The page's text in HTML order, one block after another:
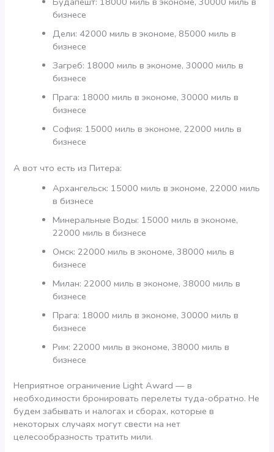
бизнесе
Дели: 42000 миль в экономе, 85000 миль в
бизнесе
Загреб: 18000 миль в экономе, 30000 миль в
бизнесе
Прага: 18000 миль в экономе, 30000 миль в
бизнесе
София: 15000 миль в экономе, 22000 миль в
бизнесе
А вот что есть из Питера:
Архангельск: 15000 миль в экономе, 22000 миль
в бизнесе
Минеральные Воды: 15000 миль в экономе,
22000 миль в бизнесе
Омск: 22000 миль в экономе, 38000 миль в
бизнесе
Милан: 22000 миль в экономе, 38000 миль в
бизнесе
Прага: 18000 миль в экономе, 30000 миль в
бизнесе
Рим: 22000 миль в экономе, 38000 миль в
бизнесе
Неприятное ограничение Light Award — в
необходимости бронировать перелеты туда-обратно. Не
будем забывать и налогах и сборах, которые в
некоторых случаях могут свести на нет
целесообразность тратить мили.